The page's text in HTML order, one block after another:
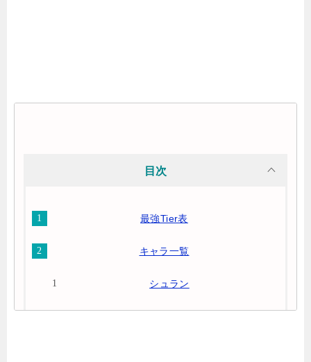
目次
最強Tier表
キャラ一覧
シュラン